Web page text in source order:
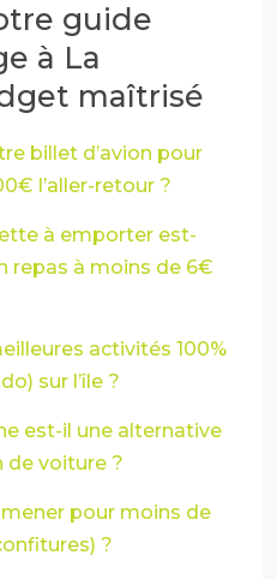
guide
à La
maîtrisé
billet d’avion pour
l’aller-retour ?
à emporter est-
repas à moins de 6€
activités 100%
sur l’île ?
est-il une alternative
de voiture ?
pour moins de
?